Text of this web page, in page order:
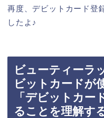
再度、デビットカード登
したよ♪
ビューティーラ
ビットカードが
「デビットカー
ることを理解す